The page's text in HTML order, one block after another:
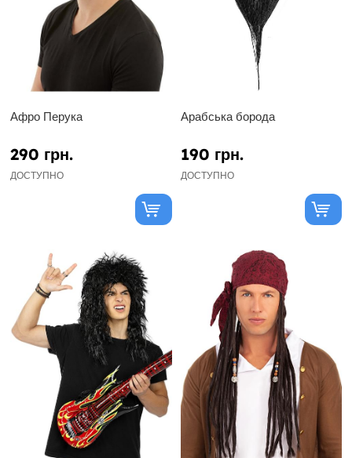
Афро Перука
290 грн.
ДОСТУПНО
Арабська борода
190 грн.
ДОСТУПНО